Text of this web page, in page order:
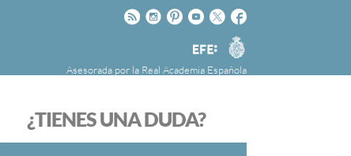
Facebook
Twitter
Youtube
Pinteres
Instagram
Rss
Agencia
EFE
Asesorada por la Real Academia Española
FundéuRAE es una fundación patrocinada por
¿TIENES UNA DUDA?